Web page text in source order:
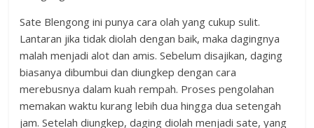
Sate Blengong ini punya cara olah yang cukup sulit.
Lantaran jika tidak diolah dengan baik, maka dagingnya
malah menjadi alot dan amis. Sebelum disajikan, daging
biasanya dibumbui dan diungkep dengan cara
merebusnya dalam kuah rempah. Proses pengolahan
memakan waktu kurang lebih dua hingga dua setengah
jam. Setelah diungkep, daging diolah menjadi sate, yang